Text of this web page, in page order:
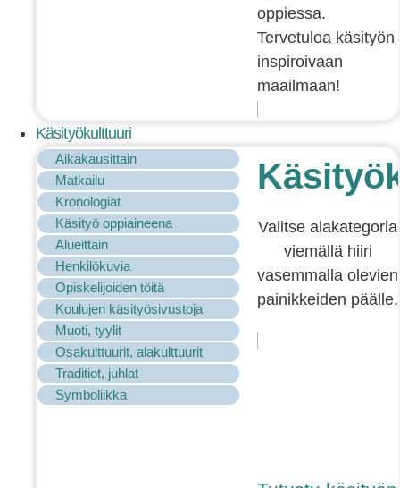
oppiessa.
Tervetuloa käsityön
inspiroivaan
maailmaan!
Käsityökulttuuri
Aikakausittain
Matkailu
Kronologiat
Käsityö oppiaineena
Alueittain
Henkilökuvia
Opiskelijoiden töitä
Koulujen käsityösivustoja
Muoti, tyylit
Osakulttuurit, alakulttuurit
Traditiot, juhlat
Symboliikka
Valitse alakategoria
viemällä hiiri
vasemmalla olevien
painikkeiden päälle.